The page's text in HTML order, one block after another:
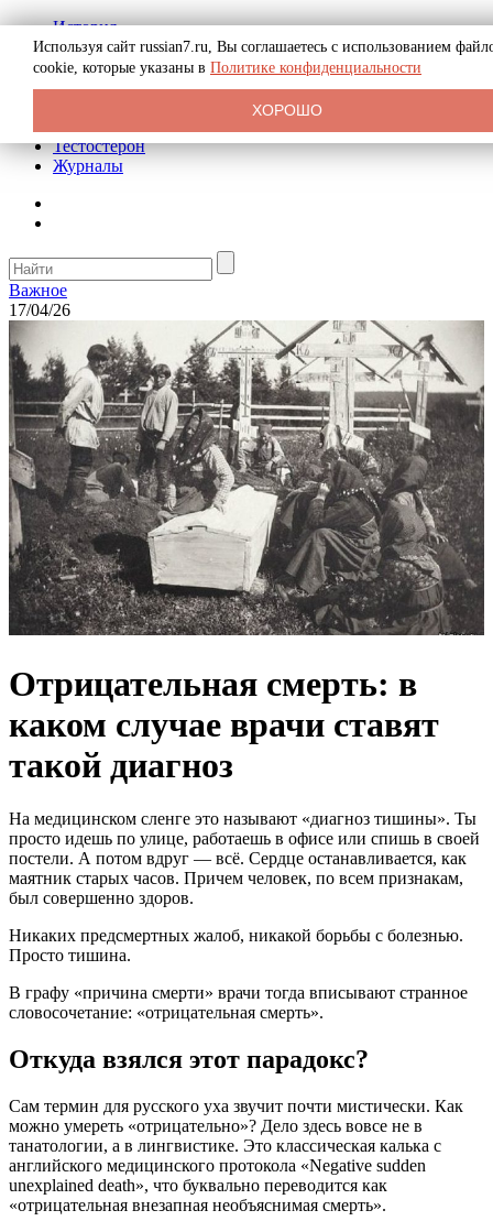
История
Биография
Криминал
Реклама на сайте
Тестостерон
Журналы
Важное
17/04/26
Отрицательная смерть: в
каком случае врачи ставят
такой диагноз
На медицинском сленге это называют «диагноз тишины». Ты
просто идешь по улице, работаешь в офисе или спишь в своей
постели. А потом вдруг — всё. Сердце останавливается, как
маятник старых часов. Причем человек, по всем признакам,
был совершенно здоров.
Никаких предсмертных жалоб, никакой борьбы с болезнью.
Просто тишина.
В графу «причина смерти» врачи тогда вписывают странное
словосочетание: «отрицательная смерть».
Откуда взялся этот парадокс?
Сам термин для русского уха звучит почти мистически. Как
можно умереть «отрицательно»? Дело здесь вовсе не в
танатологии, а в лингвистике. Это классическая калька с
английского медицинского протокола «Negative sudden
unexplained death», что буквально переводится как
«отрицательная внезапная необъяснимая смерть».
Используя сайт russian7.ru, Вы соглашаетесь с использованием
cookie, которые указаны в Политике конфиденциальности
ХОРОШО